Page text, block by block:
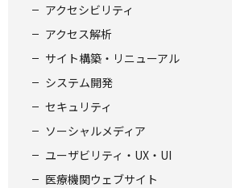
アクセシビリティ
アクセス解析
サイト構築・リニューアル
システム開発
セキュリティ
ソーシャルメディア
ユーザビリティ・UX・UI
医療機関ウェブサイト